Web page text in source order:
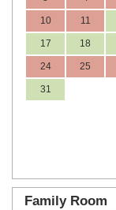
10 11
17 18
24 25
31
Family Room